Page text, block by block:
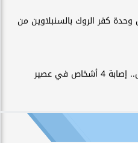
وحدة كفر الروك بالسنبلاوين من
بينهم طفل.. إصابة 4 أشخاص في عصير